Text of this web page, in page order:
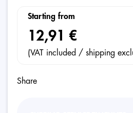
Starting from
12,91 €
(VAT included / shipping
Share